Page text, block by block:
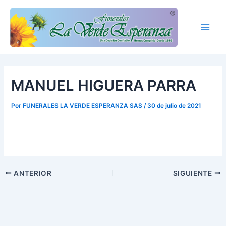
contenido
MANUEL HIGUERA PARRA
Por FUNERALES LA VERDE ESPERANZA SAS/30 de julio de 2021
ANTERIOR SIGUIENTE